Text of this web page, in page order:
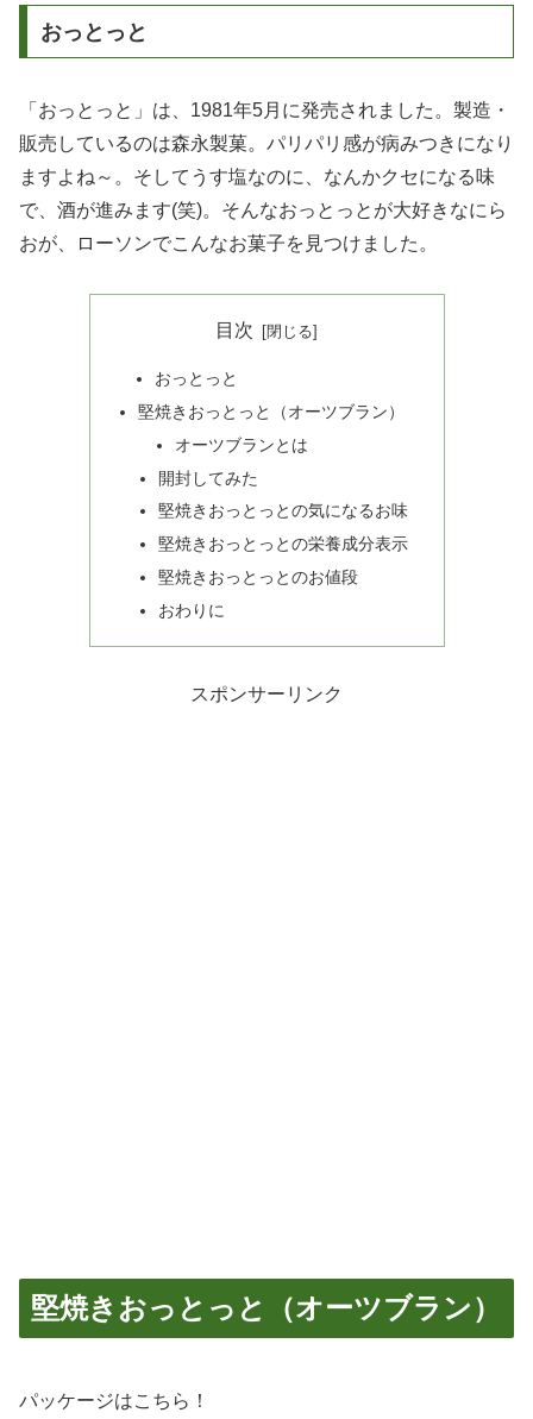
おっとっと
「おっとっと」は、1981年5月に発売されました。製造・
販売しているのは森永製菓。パリパリ感が病みつきになり
ますよね～。そしてうす塩なのに、なんかクセになる味
で、酒が進みます(笑)。そんなおっとっとが大好きなにら
おが、ローソンでこんなお菓子を見つけました。
目次
おっとっと
堅焼きおっとっと（オーツブラン）
オーツブランとは
開封してみた
堅焼きおっとっとの気になるお味
堅焼きおっとっとの栄養成分表示
堅焼きおっとっとのお値段
おわりに
スポンサーリンク
堅焼きおっとっと（オーツブラン）
パッケージはこちら！